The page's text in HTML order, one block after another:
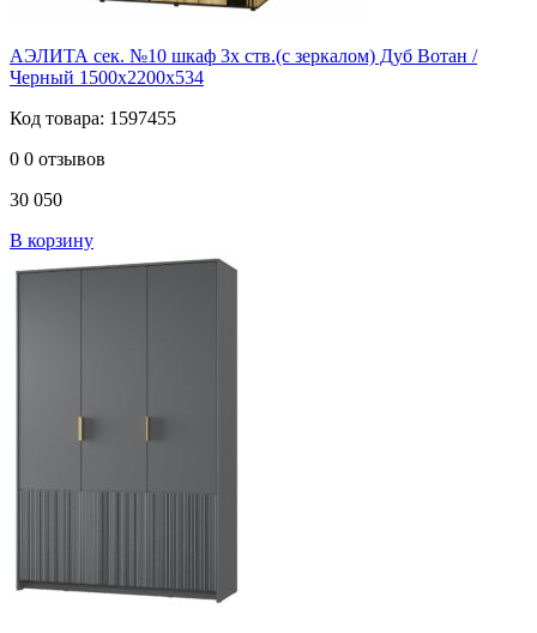
АЭЛИТА сек. №10 шкаф 3х ств.(с зеркалом) Дуб Вотан /
Черный 1500х2200х534
Код товара: 1597455
0 0 отзывов
30 050
В корзину